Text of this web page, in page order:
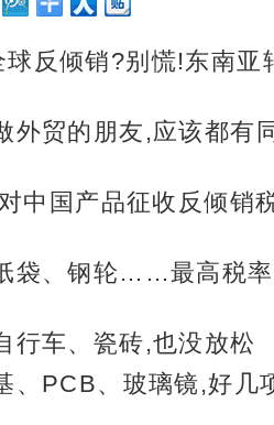
球反倾销?别慌!东南亚
外贸的朋友,应该都有
中国产品征收反倾销
袋、钢轮……最高税
行车、瓷砖,也没放松
、PCB、玻璃镜,好几